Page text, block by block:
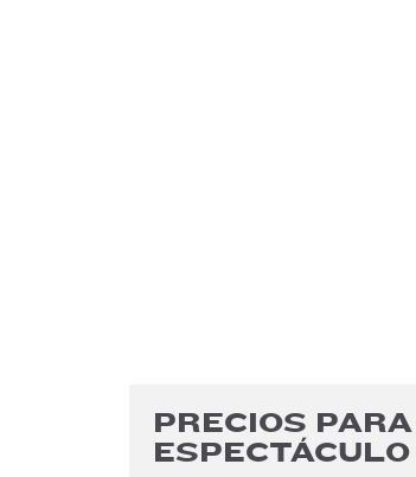
PRECIOS
ESPECTÁCULO